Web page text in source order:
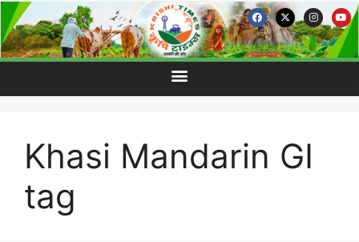
Khasi Mandarin GI
tag